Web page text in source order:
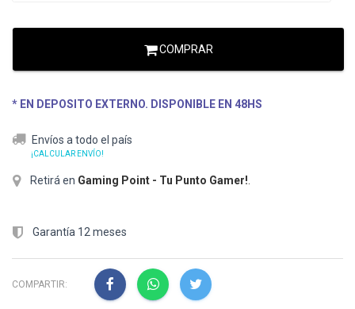
COMPRAR
* EN DEPOSITO EXTERNO. DISPONIBLE EN 48HS
Envíos a todo el país
¡CALCULAR ENVÍO!
Retirá en Gaming Point - Tu Punto Gamer!
Garantía 12 meses
COMPARTIR: